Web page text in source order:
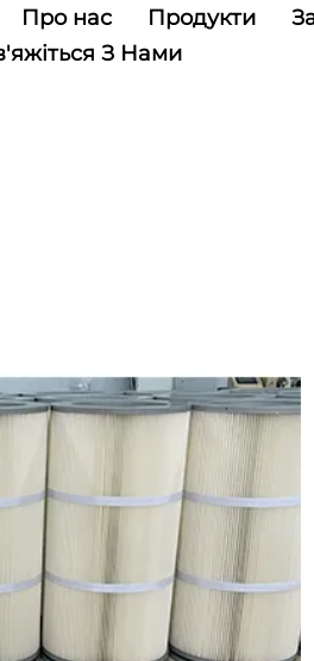
Про нас Продукти
З Нами